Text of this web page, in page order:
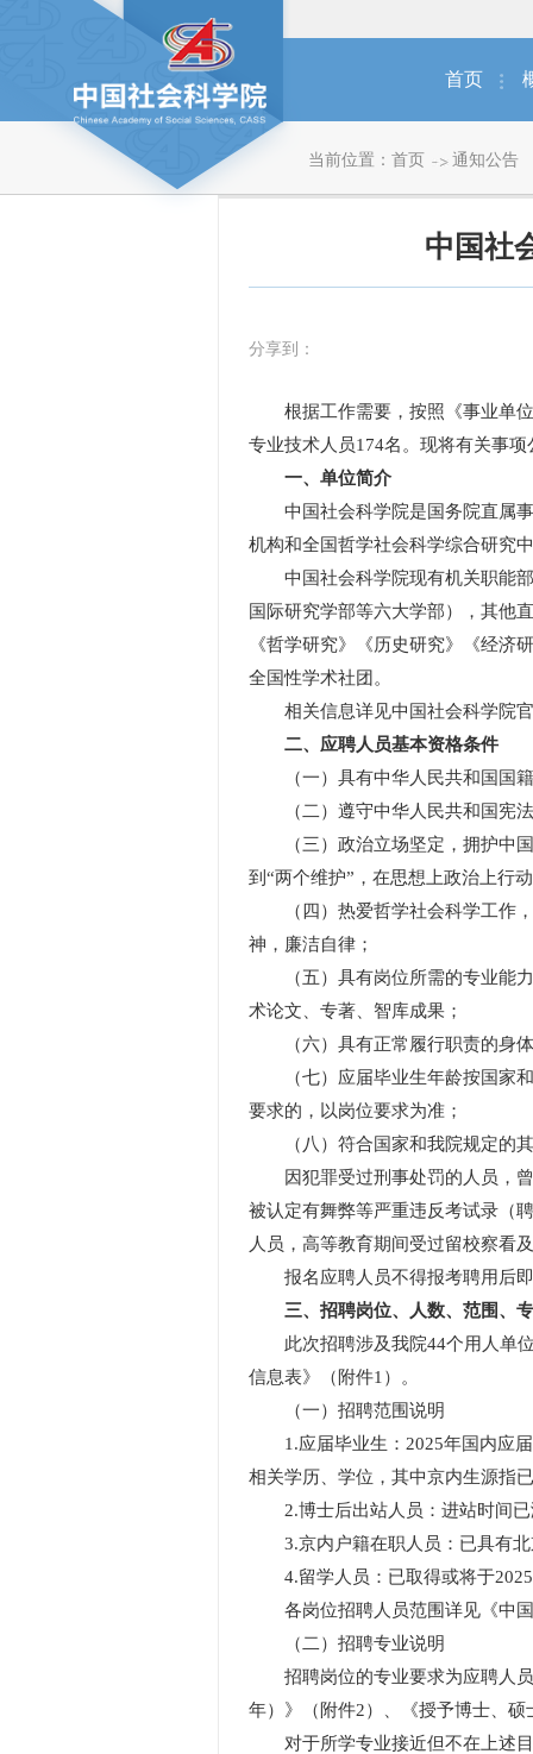
首页
当前位置： 首页 通知公告
中国社
分享到：
根据工作需要，按照《事业单位
专业技术人员174名。现将有关事项
一、单位简介
中国社会科学院是国务院直属事
机构和全国哲学社会科学综合研究
中国社会科学院现有机关职能部
国际研究学部等六大学部），其他
《哲学研究》《历史研究》《经济
全国性学术社团。
相关信息详见中国社会科学院官
二、应聘人员基本资格条件
（一）具有中华人民共和国国
（二）遵守中华人民共和国宪法
（三）政治立场坚定，拥护中国
到“两个维护”，在思想上政治上行
（四）热爱哲学社会科学工作，
神，廉洁自律；
（五）具有岗位所需的专业能力
术论文、专著、智库成果；
（六）具有正常履行职责的身体
（七）应届毕业生年龄按国家和
要求的，以岗位要求为准；
（八）符合国家和我院规定的其
因犯罪受过刑事处罚的人员，曾
被认定有舞弊等严重违反考试录（
人员，高等教育期间受过留校察看
报名应聘人员不得报考聘用后即
三、招聘岗位、人数、范围、
此次招聘涉及我院44个用人单位
信息表》（附件1）。
（一）招聘范围说明
1.应届毕业生：2025年国内应届
相关学历、学位，其中京内生源指
2.博士后出站人员：进站时间已
3.京内户籍在职人员：已具有北
4.留学人员：已取得或将于2025
各岗位招聘人员范围详见《中国
（二）招聘专业说明
招聘岗位的专业要求为应聘人员
年）》（附件2）、《授予博士、
对于所学专业接近但不在上述目